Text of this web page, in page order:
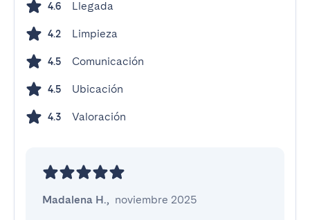
4.6 Llegada
4.2 Limpieza
4.5 Comunicación
4.5 Ubicación
4.3 Valoración
Madalena H., noviembre 2025